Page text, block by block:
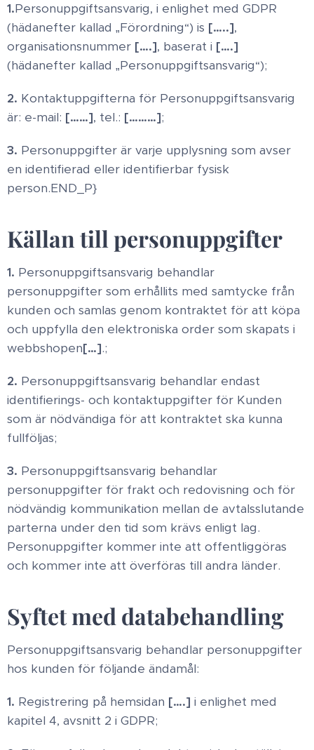
1.Personuppgiftsansvarig, i enlighet med GDPR
(hädanefter kallad „Förordning“) is […..],
organisationsnummer [….], baserat i [….]
(hädanefter kallad „Personuppgiftsansvarig“);
2. Kontaktuppgifterna för Personuppgiftsansvarig
är: e-mail: [……], tel.: [………];
3. Personuppgifter är varje upplysning som avser
en identifierad eller identifierbar fysisk
person.END_P}
Källan till personuppgifter
1. Personuppgiftsansvarig behandlar
personuppgifter som erhållits med samtycke från
kunden och samlas genom kontraktet för att köpa
och uppfylla den elektroniska order som skapats i
webbshopen[…].;
2. Personuppgiftsansvarig behandlar endast
identifierings- och kontaktuppgifter för Kunden
som är nödvändiga för att kontraktet ska kunna
fullföljas;
3. Personuppgiftsansvarig behandlar
personuppgifter för frakt och redovisning och för
nödvändig kommunikation mellan de avtalsslutande
parterna under den tid som krävs enligt lag.
Personuppgifter kommer inte att offentliggöras
och kommer inte att överföras till andra länder.
Syftet med databehandling
Personuppgiftsansvarig behandlar personuppgifter
hos kunden för följande ändamål:
1. Registrering på hemsidan [….] i enlighet med
kapitel 4, avsnitt 2 i GDPR;